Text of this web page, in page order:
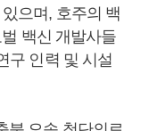
으며, 호주의 백
백신 개발사들
구 인력 및 시설